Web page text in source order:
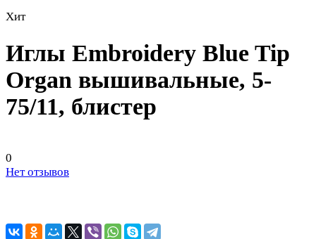
Хит
Иглы Embroidery Blue Tip
Organ вышивальные, 5-
75/11, блистер
0
Нет отзывов